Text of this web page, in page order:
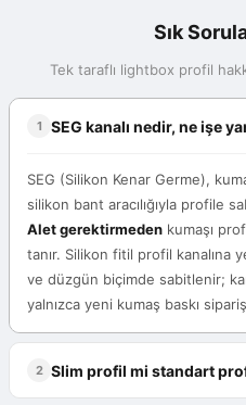
Sık
Tek taraflı lightbox profil
1 SEG kanalı nedir, ne işe
SEG (Silikon Kenar Germe),
silikon bant aracılığıyla profile
Alet gerektirmeden kumaşı
tanır. Silikon fitil profil kanalına
ve düzgün biçimde sabitlenir;
yalnızca yeni kumaş baskı
2 Slim profil mi standart